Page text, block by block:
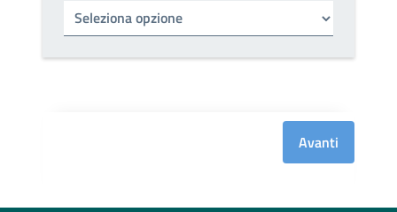
Tipo di ufficio
Avanti